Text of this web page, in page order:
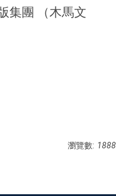
集團 （木馬文
瀏覽數: 1888